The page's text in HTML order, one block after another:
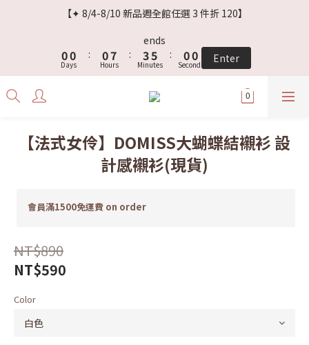
【✦ 8/4-8/10 新品週全館任選 3 件折 120】
ends
0
3
0
Days
:
3
2
07
6
1
0
Hours
:
6
4
3
2
7
5
4
3
1
Minutes
:
8
5
4
0
9
8
4
3
2
1
Seconds Enter
【法式女伶】DOMISS大蝴蝶結襯衫 設
計感襯衫(現貨)
會員滿1500免運費 on order
NT$890
NT$590
Color